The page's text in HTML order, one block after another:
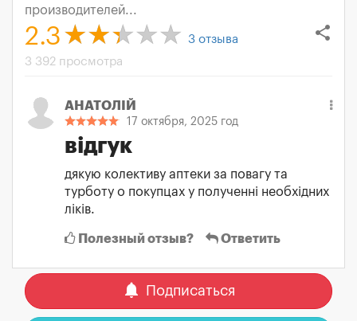
производителей...
share
2.3 3 отзыва
3 392 просмотра
АНАТОЛІЙ
17 октября, 2025 год
відгук
дякую колективу аптеки за повагу та
турботу о покупцах у полученні необхідних
ліків.
Полезный отзыв? Ответить
notifications Подписаться